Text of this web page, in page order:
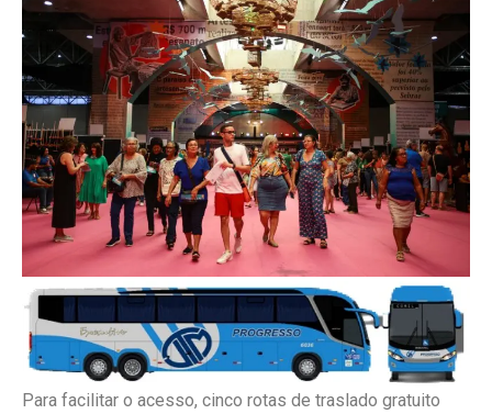
Para facilitar o acesso, cinco rotas de traslado gratuito